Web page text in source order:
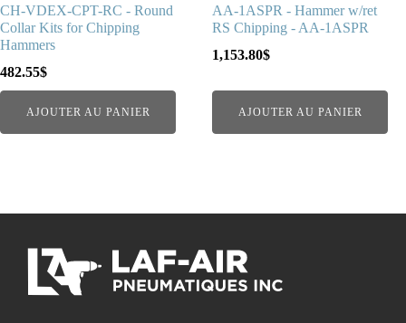
CH-VDEX-CPT-RC - Round
Collar Kits for Chipping
Hammers
482.55$
AJOUTER AU PANIER
AA-1ASPR - Hammer w/ret
RS Chipping - AA-1ASPR
1,153.80$
AJOUTER AU PANIER